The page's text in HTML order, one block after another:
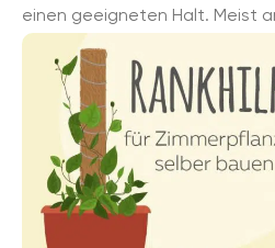
einen geeigneten Halt. Meist
Regenwaldes, denn bei ihnen